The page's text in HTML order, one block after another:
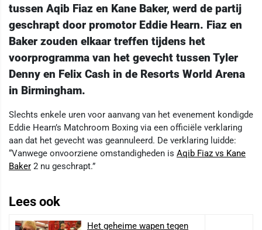
tussen Aqib Fiaz en Kane Baker, werd de partij
geschrapt door promotor Eddie Hearn. Fiaz en
Baker zouden elkaar treffen tijdens het
voorprogramma van het gevecht tussen Tyler
Denny en Felix Cash in de Resorts World Arena
in Birmingham.
Slechts enkele uren voor aanvang van het evenement kondigde
Eddie Hearn’s Matchroom Boxing via een officiële verklaring
aan dat het gevecht was geannuleerd. De verklaring luidde:
“Vanwege onvoorziene omstandigheden is Aqib Fiaz vs Kane
Baker 2 nu geschrapt.”
Lees ook
Het geheime wapen tegen